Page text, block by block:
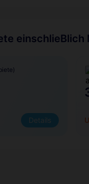
einschlieBlich
Details